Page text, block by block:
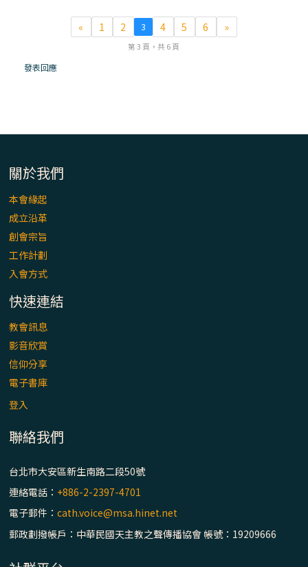
「禧年 來~」第十七集(最終回)：成為懷抱
「禧年 來~」第十二集：論2025禧年詔書中
的「希望」 / 台南中華聖母主教座堂(上)
「禧年 來~」第十一集：續談禧年特色 ~ 聖門
/ 梅山中華聖母朝聖地
« 1 2 3 4 5 6 »
第 3 頁，共 6 頁
發表回應
關於我們
本會緣起
成立沿革
創會宗旨
工作計劃
入會方式
快速連結
教會訊息
影音欣賞
信仰分享
電子書庫
登入
聯絡我們
台北市大安區新生南路二段50號
連絡電話： +886-2-2397-4701
電子郵件：cath.voice@msa.hinet.net
郵政劃撥帳戶：中華民國天主教之聲傳播協會 帳號：19209666